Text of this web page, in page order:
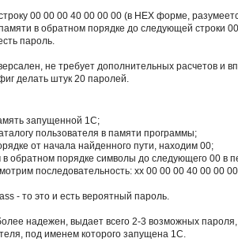
00 00 00 40 00 00 00 (в HEX форме,
в обратном порядке до следующей строки
пароль.
не требует дополнительных расчетов и
делать штук 20 паролей.
запущенной 1С;
пользователя в памяти программы;
от начала найденного пути, находим 00;
в обратном порядке символы до следующего 00 в
последовательность: xx 00 00 00 40 00 00
- то это и есть вероятный пароль.
надежен, выдает всего 2-3 возможных
под именем которого запущена 1С.